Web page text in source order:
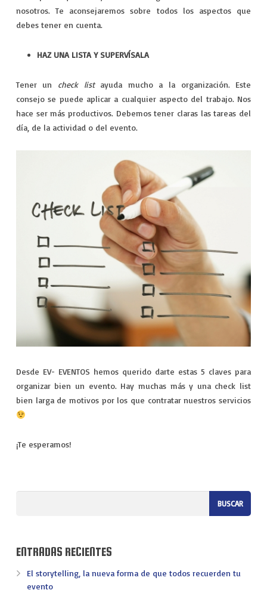
nosotros. Te aconsejaremos sobre todos los aspectos que
debes tener en cuenta.
HAZ UNA LISTA Y SUPERVÍSALA
Tener un check listayuda mucho a la organización. Este
consejo se puede aplicar a cualquier aspecto del trabajo. Nos
hace ser más productivos. Debemos tener claras las tareas del
día, de la actividad o del evento.
Desde EV- EVENTOS hemos querido darte estas 5 claves para
organizar bien un evento. Hay muchas más y una check list
bien larga de motivos por los que contratar nuestros servicios
¡Te esperamos!
ENTRADAS RECIENTES
El storytelling, la nueva forma de que todos recuerden tu
evento